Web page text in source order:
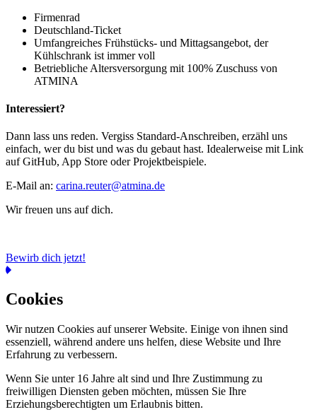
Firmenrad
Deutschland-Ticket
Umfangreiches Frühstücks- und Mittagsangebot, der
Kühlschrank ist immer voll
Betriebliche Altersversorgung mit 100% Zuschuss von
ATMINA
Interessiert?
Dann lass uns reden. Vergiss Standard-Anschreiben, erzähl uns
einfach, wer du bist und was du gebaut hast. Idealerweise mit Link
auf GitHub, App Store oder Projektbeispiele.
E-Mail an: carina.reuter@atmina.de
Wir freuen uns auf dich.
Bewirb dich jetzt!
Cookies
Wir nutzen Cookies auf unserer Website. Einige von ihnen sind
essenziell, während andere uns helfen, diese Website und Ihre
Erfahrung zu verbessern.
Wenn Sie unter 16 Jahre alt sind und Ihre Zustimmung zu
freiwilligen Diensten geben möchten, müssen Sie Ihre
Erziehungsberechtigten um Erlaubnis bitten.